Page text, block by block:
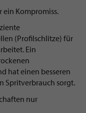
Kompromiss.
(Profilschlitze) für
Ein
hat einen besseren
Spritverbrauch sorgt.
nur